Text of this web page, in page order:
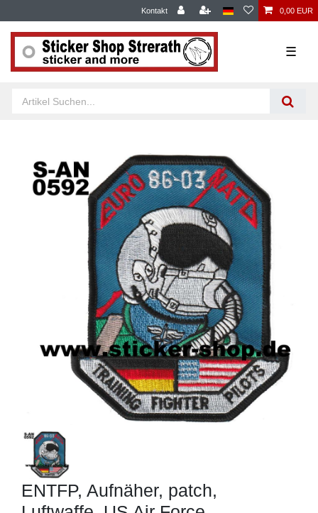
Kontakt 0,00 EUR
☰
ENTFP, Aufnäher, patch,